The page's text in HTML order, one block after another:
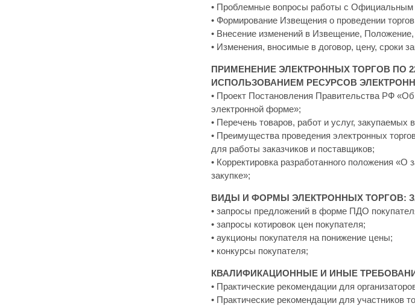
• Проблемные вопросы работы с Официальным
• Формирование Извещения о проведении
• Внесение изменений в Извещение,
• Изменения, вносимые в договор, цену, сроки
ПРИМЕНЕНИЕ ЭЛЕКТРОННЫХ ТОРГОВ ПО
ИСПОЛЬЗОВАНИЕМ РЕСУРСОВ
• Проект Постановления Правительства РФ «Об
электронной форме»;
• Перечень товаров, работ и услуг, закупаемых
• Преимущества проведения электронных
для работы заказчиков и поставщиков;
• Корректировка разработанного положения
закупке»;
ВИДЫ И ФОРМЫ ЭЛЕКТРОННЫХ ТОРГОВ:
• запросы предложений в форме ПДО
• запросы котировок цен покупателя;
• аукционы покупателя на понижение цены;
• конкурсы покупателя;
КВАЛИФИКАЦИОННЫЕ И ИНЫЕ
• Практические рекомендации для
• Практические рекомендации для участников